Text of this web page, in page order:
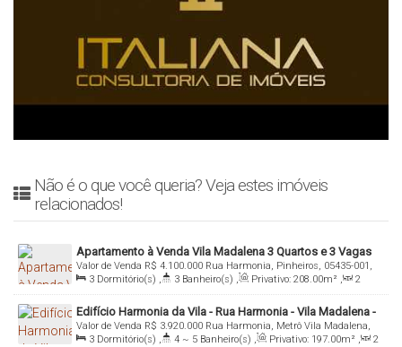
Não é o que você queria? Veja estes imóveis
relacionados!
Apartamento à Venda Vila Madalena 3 Quartos e 3 Vagas
R$ 4.100.000
Valor de Venda
Rua Harmonia, Pinheiros, 05435-001,
Vila Madalena, São Paulo, São Paulo, Brasil
3 Dormitório(s) , 3 Banheiro(s) , Privativo: 208.00m² ,
2
Sala(s) , 3 Suíte(s) , Total: 208.00m² , 3 Vaga(s) ,
Útil:
208.00m²
Edifício Harmonia da Vila - Rua Harmonia - Vila Madalena -
São Paulo - SP.R$ 3.920.000
Valor de Venda
Rua Harmonia, Metrô Vila Madalena,
05435-001, Vila Madalena, São Paulo, São Paulo, Brasil
3 Dormitório(s) , 4 ~ 5 Banheiro(s) , Privativo: 197.00m² ,
2